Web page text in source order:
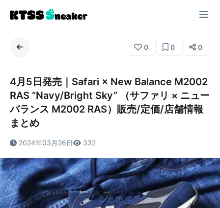
0 0 0
4月5日発売｜Safari × New Balance M2002
RAS “Navy/Bright Sky” （サファリ × ニュー
バランス M2002 RAS）販売/定価/店舗情報
まとめ
2024年03月26日 332